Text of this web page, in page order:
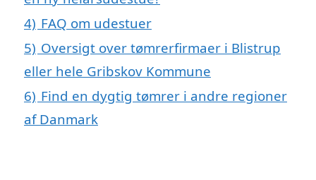
4) FAQ om udestuer
5) Oversigt over tømrerfirmaer i Blistrup
eller hele Gribskov Kommune
6) Find en dygtig tømrer i andre regioner
af Danmark